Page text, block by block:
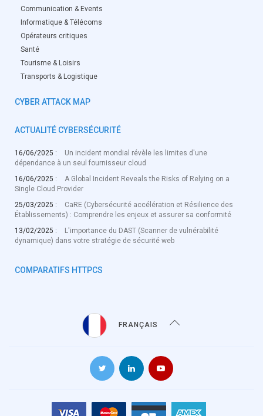
Communication & Events
Informatique & Télécoms
Opérateurs critiques
Santé
Tourisme & Loisirs
Transports & Logistique
CYBER ATTACK MAP
ACTUALITÉ CYBERSÉCURITÉ
16/06/2025 :
Un incident mondial révèle les limites d'une
dépendance à un seul fournisseur cloud
16/06/2025 :
A Global Incident Reveals the Risks of Relying on a
Single Cloud Provider
25/03/2025 :
CaRE (Cybersécurité accélération et Résilience des
Établissements) : Comprendre les enjeux et assurer sa conformité
13/02/2025 :
L'importance du DAST (Scanner de vulnérabilité
dynamique) dans votre stratégie de sécurité web
COMPARATIFS HTTPCS
FRANÇAIS